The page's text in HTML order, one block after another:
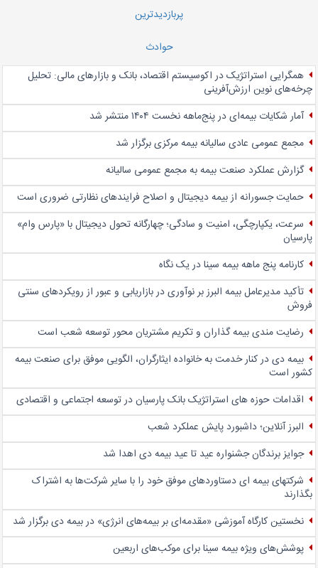
پربازدیدترین
حوادث
همگرایی استراتژیک در اکوسیستم اقتصاد، بانک و بازارهای مالی: تحلیل
چرخه‌های نوین ارزش‌آفرینی
آمار شکایات بیمه‌ای در پنج‌‌ماهه نخست ۱۴۰۴ منتشر شد
مجمع عمومی عادی سالیانه بیمه مرکزی برگزار شد
گزارش عملکرد صنعت بیمه به مجمع عمومی سالیانه
حمایت جسورانه از بیمه دیجیتال و اصلاح فرایندهای نظارتی ضروری است
سرعت، یکپارچگی، امنیت و سادگی؛ چهار‌گانه تحول دیجیتال با «پارس وام»
پارسیان
کارنامه پنج ماهه بیمه سینا در یک نگاه
تأکید مدیرعامل بیمه البرز بر نوآوری در بازاریابی و عبور از رویکردهای سنتی
فروش
رضایت مندی بیمه گذاران و تکریم مشتریان محور توسعه شعب است
بیمه دی در کنار خدمت به خانواده ایثارگران، الگویی موفق برای صنعت بیمه
کشور است
اقدامات حوزه های استراتژیک بانک پارسیان در توسعه اجتماعی و اقتصادی
البرز آنلاین؛ داشبورد پایش عملکرد شعب
جوایز برندگان جشنواره عید تا عید بیمه دی اهدا شد
شرکتهای بیمه ای دستاوردهای موفق خود را با سایر شرکت‌ها به اشتراک
بگذارند
نخستین کارگاه آموزشی «مقدمه‌ای بر بیمه‌های انرژی» در بیمه دی برگزار شد
پوشش‌های ویژه بیمه سینا برای موکب‌های اربعین